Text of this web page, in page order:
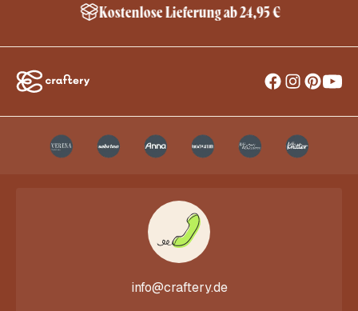
Kostenlose Lieferung ab 24,95 €
info@craftery.de